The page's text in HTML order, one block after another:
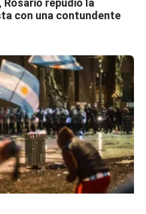
repudió la
con una contundente